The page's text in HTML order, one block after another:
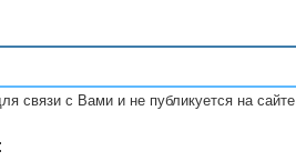
связи с Вами и не публикуется на сайте